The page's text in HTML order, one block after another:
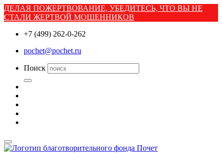
ДЕЛАЯ ПОЖЕРТВОВАНИЕ, УБЕДИТЕСЬ, ЧТО ВЫ НЕ
СТАЛИ ЖЕРТВОЙ МОШЕННИКОВ
+7 (499) 262-0-262
pochet@pochet.ru
Поиск